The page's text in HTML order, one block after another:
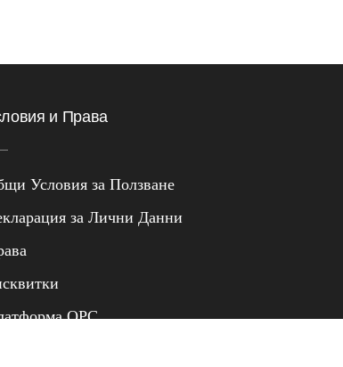
и Права
Условия за Ползване
за Лични Данни
ОРС